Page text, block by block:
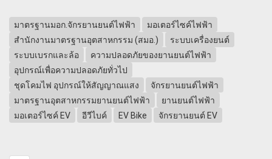
มาตรฐานมอก.จักรยานยนต์ไฟฟ้า
มอเตอร์ไซค์ไฟฟ้า
สำนักงานมาตรฐานอุตสาหกรรม (สมอ.)
ระบบเครื่องยนต์
ระบบเบรกและล้อ
ความปลอดภัยของยานยนต์ไฟฟ้า
อุปกรณ์เพื่อความปลอดภัยทั่วไป
ชุดโคมไฟ อุปกรณ์ให้สัญญาณแสง
จักรยานยนต์ไฟฟ้า
มาตรฐานอุตสาหกรรมยานยนต์ไฟฟ้า
ยานยนต์ไฟฟ้า
มอเตอร์ไซค์ EV
อีวีไบค์ EV Bike จักรยานยนต์ EV